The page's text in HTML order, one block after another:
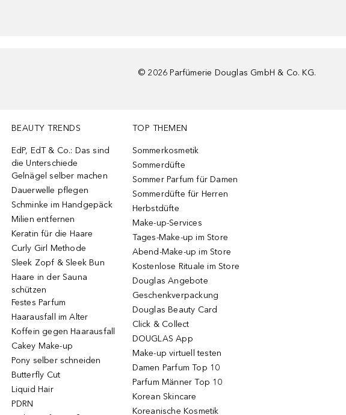
© 2026 Parfümerie Douglas GmbH & Co. KG.
BEAUTY TRENDS
EdP, EdT & Co.: Das sind
die Unterschiede
Gelnägel selber machen
Dauerwelle pflegen
Schminke im Handgepäck
Milien entfernen
Keratin für die Haare
Curly Girl Methode
Sleek Zopf & Sleek Bun
Haare in der Sauna
schützen
Festes Parfum
Haarausfall im Alter
Koffein gegen Haarausfall
Cakey Make-up
Pony selber schneiden
Butterfly Cut
Liquid Hair
PDRN
TOP THEMEN
Sommerkosmetik
Sommerdüfte
Sommer Parfum für Damen
Sommerdüfte für Herren
Herbstdüfte
Make-up-Services
Tages-Make-up im Store
Abend-Make-up im Store
Kostenlose Rituale im Store
Douglas Angebote
Geschenkverpackung
Douglas Beauty Card
Click & Collect
DOUGLAS App
Make-up virtuell testen
Damen Parfum Top 10
Parfum Männer Top 10
Korean Skincare
Koreanische Kosmetik